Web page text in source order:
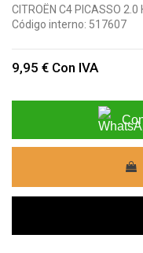
CITROËN C4 PICASSO
Código interno: 517607
9,95 € Con IVA